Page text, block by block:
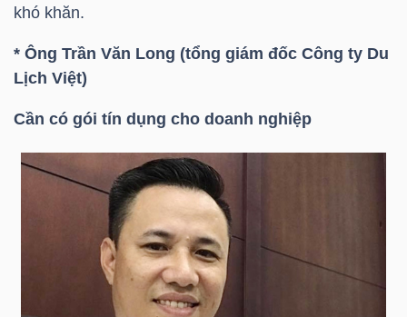
khó khăn.
* Ông Trần Văn Long (tổng giám đốc Công ty Du
Lịch Việt)
Cần có gói tín dụng cho doanh nghiệp
Dịch
vụ
(-)